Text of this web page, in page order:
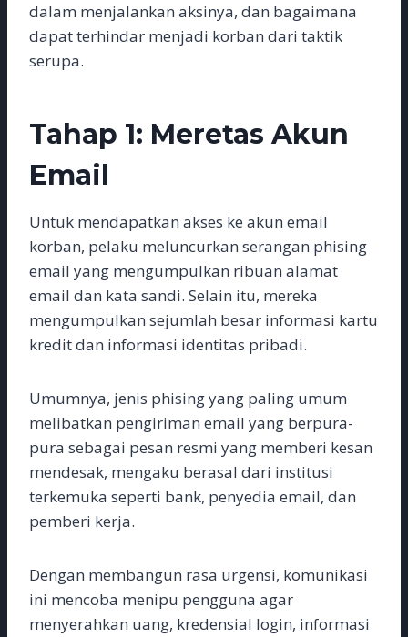
dalam menjalankan aksinya, dan bagaimana
dapat terhindar menjadi korban dari taktik
serupa.
Tahap 1: Meretas Akun
Email
Untuk mendapatkan akses ke akun email
korban, pelaku meluncurkan serangan phising
email yang mengumpulkan ribuan alamat
email dan kata sandi. Selain itu, mereka
mengumpulkan sejumlah besar informasi kartu
kredit dan informasi identitas pribadi.
Umumnya, jenis phising yang paling umum
melibatkan pengiriman email yang berpura-
pura sebagai pesan resmi yang memberi kesan
mendesak, mengaku berasal dari institusi
terkemuka seperti bank, penyedia email, dan
pemberi kerja.
Dengan membangun rasa urgensi, komunikasi
ini mencoba menipu pengguna agar
menyerahkan uang, kredensial login, informasi